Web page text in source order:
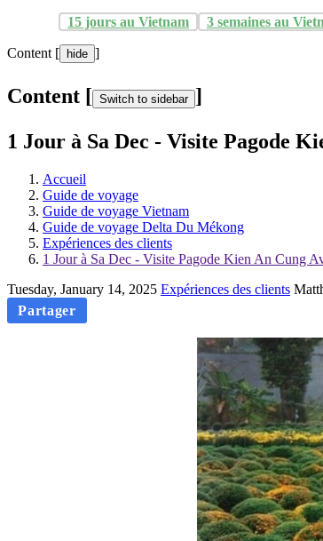
15 jours au Vietnam 3 semaines au
Content [ hide ]
Content [ Switch to sidebar ]
1 Jour à Sa Dec - Visite Pagode
Accueil
Guide de voyage
Guide de voyage Vietnam
Guide de voyage Delta Du Mékong
Expériences des clients
1 Jour à Sa Dec - Visite Pagode Kien An Cung
Tuesday, January 14, 2025 Expériences des clients
Partager